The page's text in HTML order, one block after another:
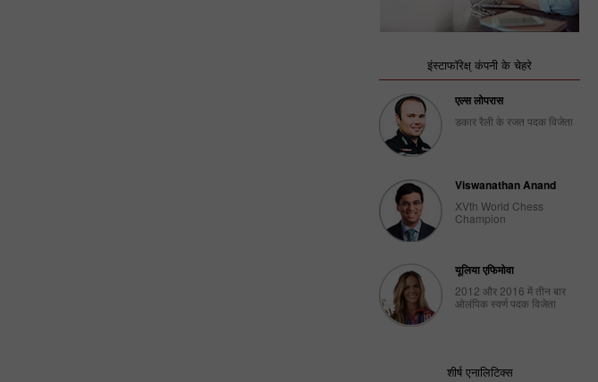
इंस्टाफॉरेक्ष् कंपनी के चेहरे
एल्स लोपरास
डकार रैली के रजत पदक विजेता
Viswanathan Anand
XVth World Chess
Champion
यूलिया एफिमोवा
2012 और 2016 में तीन बार
ओलंपिक स्वर्ण पदक विजेता
शीर्ष एनालिटिक्स